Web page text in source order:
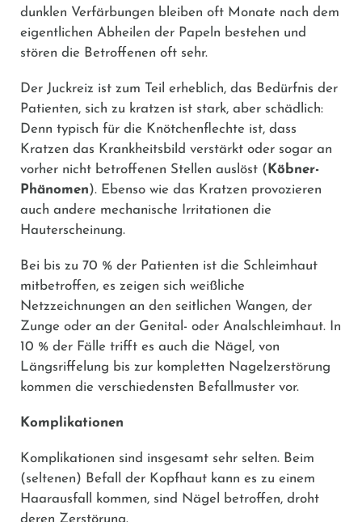
dunklen Verfärbungen bleiben oft Monate nach dem
eigentlichen Abheilen der Papeln bestehen und
stören die Betroffenen oft sehr.
Der Juckreiz ist zum Teil erheblich, das Bedürfnis der
Patienten, sich zu kratzen ist stark, aber schädlich:
Denn typisch für die Knötchenflechte ist, dass
Kratzen das Krankheitsbild verstärkt oder sogar an
vorher nicht betroffenen Stellen auslöst ( Köbner-
Phänomen). Ebenso wie das Kratzen provozieren
auch andere mechanische Irritationen die
Hauterscheinung.
Bei bis zu 70 % der Patienten ist die Schleimhaut
mitbetroffen, es zeigen sich weißliche
Netzzeichnungen an den seitlichen Wangen, der
Zunge oder an der Genital- oder Analschleimhaut. In
10 % der Fälle trifft es auch die Nägel, von
Längsriffelung bis zur kompletten Nagelzerstörung
kommen die verschiedensten Befallmuster vor.
Komplikationen
Komplikationen sind insgesamt sehr selten. Beim
(seltenen) Befall der Kopfhaut kann es zu einem
Haarausfall kommen, sind Nägel betroffen, droht
deren Zerstörung.